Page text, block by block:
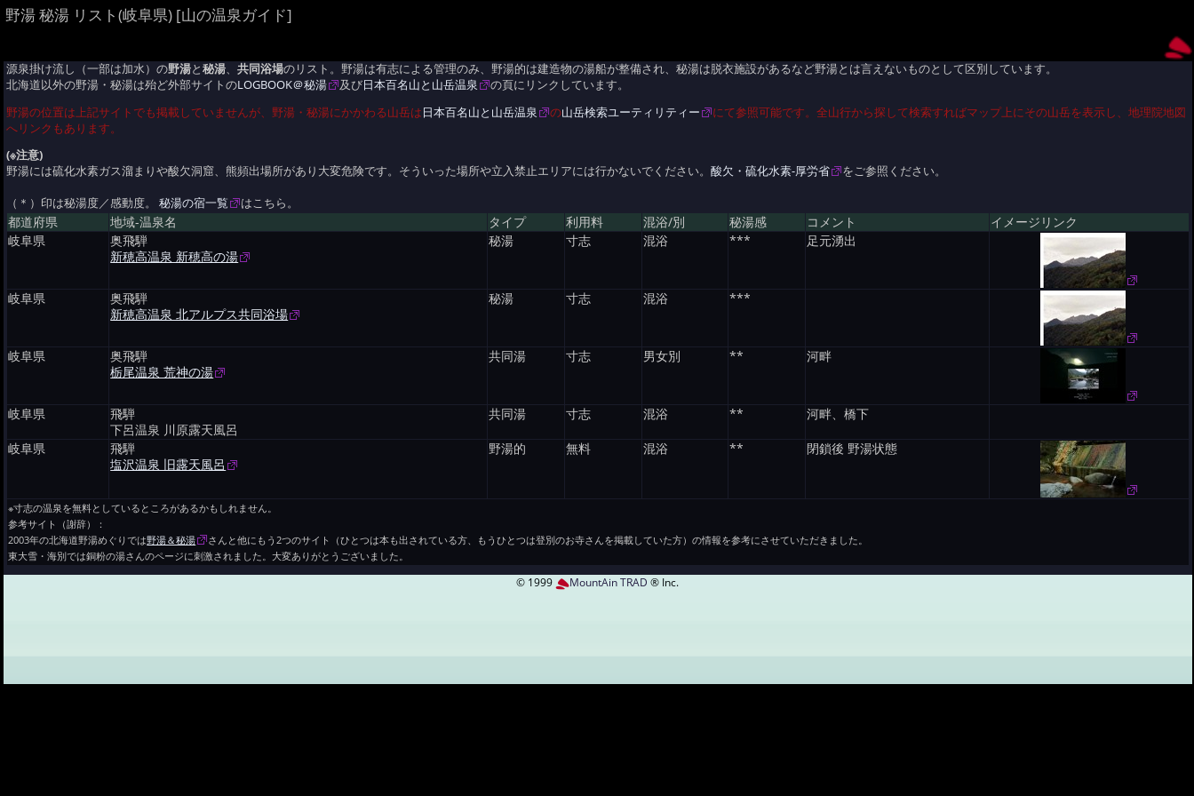
野湯 秘湯 リスト(岐阜県) [山の温泉ガイド]
源泉掛け流し（一部は加水）の野湯と秘湯、共同浴場のリスト。野湯は有志による管理のみ、野湯的は建造物の湯船が整備され、秘湯は脱衣施設があるなど野湯とは言えないものとして区別しています。
北海道以外の野湯・秘湯は殆ど外部サイトのLOGBOOK＠秘湯 及び日本百名山と山岳温泉
の頁にリンクしています。
野湯の位置は上記サイトでも掲載していませんが、野湯・秘湯にかかわる山岳は日本百名山と山岳温泉 の山岳検索ユーティリティー
にて参照可能です。全山行から探して検索すればマップ上にその山岳を表示し、地理院地図
へリンクもあります。
(※注意)
野湯には硫化水素ガス溜まりや酸欠洞窟、熊頻出場所があり大変危険です。そういった場所や立入禁止エリアには行かないでください。酸欠・硫化水素-厚労省 をご参照ください。
（＊）印は秘湯度／感動度。秘湯の宿一覧 はこちら。
都道府県 地域-温泉名 タイプ 利用料 混浴/別 秘湯感 コメント
イメージリンク
岐阜県
奥飛騨
新穂高温泉 新穂高の湯
秘湯 寸志 混浴 *** 足元湧出
岐阜県
奥飛騨
新穂高温泉 北アルプス共同浴場
秘湯 寸志 混浴 ***
岐阜県
奥飛騨
栃尾温泉 荒神の湯
共同湯 寸志 男女別 ** 河畔
岐阜県
飛騨
下呂温泉 川原露天風呂
共同湯 寸志 混浴 ** 河畔、橋下
岐阜県
飛騨
塩沢温泉 旧露天風呂
野湯的 無料 混浴 ** 閉鎖後 野湯状態
※寸志の温泉を無料としているところがあるかもしれません。
参考サイト（謝辞）：
2003年の北海道野湯めぐりでは野湯＆秘湯
さんと他にもう2つのサイト（ひとつは本も出されている方、もうひとつは登別のお寺さんを掲載していた方）の情報を参考にさせていただきました。
東大雪・海別では銅粉の湯さんのページに刺激されました。大変ありがとうございました。
© 1999 MountAin TRAD ® Inc.